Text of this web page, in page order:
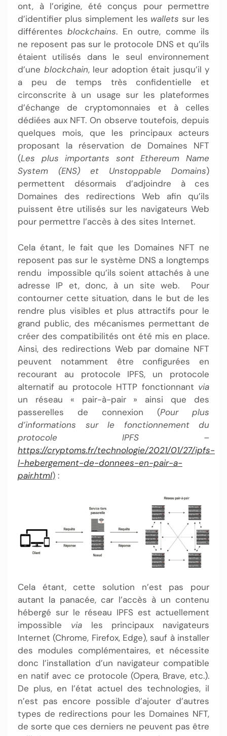
ont, à l’origine, été conçus pour permettre
d’identifier plus simplement les wallets sur les
différentesblockchains. En outre, comme ils
ne reposent pas sur le protocole DNS et qu’ils
étaient utilisés dans le seul environnement
d’une blockchain, leur adoption était jusqu’il y
a peu de temps très confidentielle et
circonscrite à un usage sur les plateformes
d’échange de cryptomonnaies et à celles
dédiées aux NFT. On observe toutefois, depuis
quelques mois, que les principaux acteurs
proposant la réservation de Domaines NFT
(Les plus importants sont Ethereum Name
System (ENS) et Unstoppable Domains)
permettent désormais d’adjoindre à ces
Domaines des redirections Web afin qu’ils
puissent être utilisés sur les navigateurs Web
pour permettre l’accès à des sites Internet.
Cela étant, le fait que les Domaines NFT ne
reposent pas sur le système DNS a longtemps
rendu impossible qu’ils soient attachés à une
adresse IP et, donc, à un site web. Pour
contourner cette situation, dans le but de les
rendre plus visibles et plus attractifs pour le
grand public, des mécanismes permettant de
créer des compatibilités ont été mis en place.
Ainsi, des redirections Web par domaine NFT
peuvent notamment être configurées en
recourant au protocole IPFS, un protocole
alternatif au protocole HTTP fonctionnant via
un réseau « pair-à-pair » ainsi que des
passerelles de connexion (Pour plus
d’informations sur le fonctionnement du
protocole IPFS –
https://cryptoms.fr/technologie/2021/01/27/ipfs-
l-hebergement-de-donnees-en-pair-a-
pair.html) :
Cela étant, cette solution n’est pas pour
autant la panacée, car l’accès à un contenu
hébergé sur le réseau IPFS est actuellement
impossible viales principaux navigateurs
Internet (Chrome, Firefox, Edge), sauf à installer
des modules complémentaires, et nécessite
donc l’installation d’un navigateur compatible
en natif avec ce protocole (Opera, Brave, etc.).
De plus, en l’état actuel des technologies, il
n’est pas encore possible d’ajouter d’autres
types de redirections pour les Domaines NFT,
de sorte que ces derniers ne peuvent pas être